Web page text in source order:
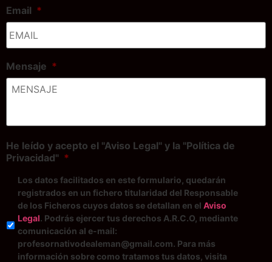
Email *
Mensaje *
He leído y acepto el "Aviso Legal" y la "Política de
Privacidad" *
Los datos facilitados en este formulario, quedarán
registrados en un fichero titularidad del Responsable
de los Ficheros cuyos datos se detallan en el Aviso
Legal. Podrás ejercer tus derechos A.R.C.O, mediante
comunicación al e-mail:
profesornativodealeman@gmail.com. Para más
información sobre como tratamos tus datos, visita